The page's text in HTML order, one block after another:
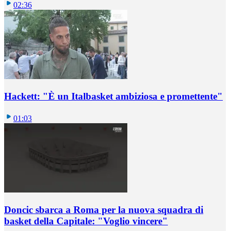
02:36
Hackett: "È un Italbasket ambiziosa e promettente"
01:03
Doncic sbarca a Roma per la nuova squadra di
basket della Capitale: "Voglio vincere"